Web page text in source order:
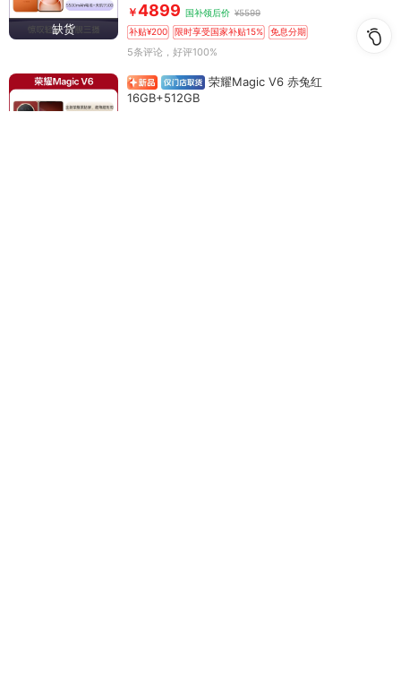
缺货
￥4899 国补领后价 ¥5599
补贴¥200
限时享受国家补贴15% 免息分期
5条评论 ，好评100%
荣耀Magic V6 赤兔红
16GB+512GB